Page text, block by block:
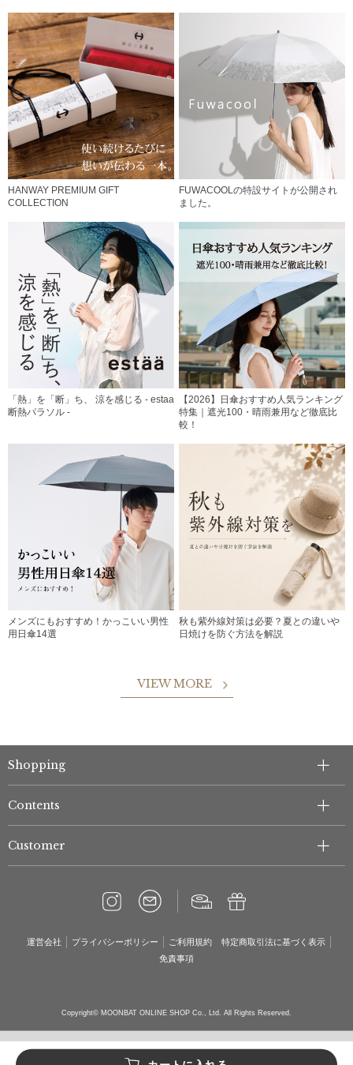
HANWAY PREMIUM GIFT
COLLECTION
FUWACOOLの特設サイトが公開され
ました。
「熱」を「断」ち、 涼を感じる - estaa
断熱パラソル -
【2026】日傘おすすめ人気ランキング
特集｜遮光100・晴雨兼用など徹底比
較！
メンズにもおすすめ！かっこいい男性
用日傘14選
秋も紫外線対策は必要？夏との違いや
日焼けを防ぐ方法を解説
VIEW MORE
Shopping
Contents
Customer
運営会社 プライバシーポリシー ご利用規約
特定商取引法に基づく表示
免責事項
Copyright© MOONBAT ONLINE SHOP Co., Ltd. All Rights Reserved.